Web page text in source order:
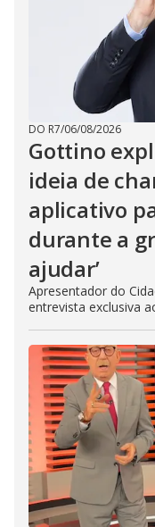
DO R7/06/08/2026
Gottino
ideia de
aplicativo
durante a
ajudar’
Apresentador do
entrevista exclusiva